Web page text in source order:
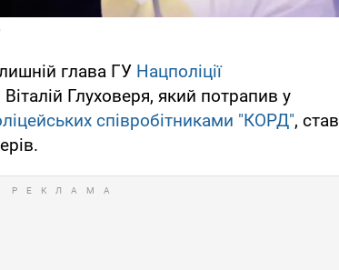
глава ГУ Нацполіції
Глуховеря, який потрапив у
співробітниками "КОРД", став